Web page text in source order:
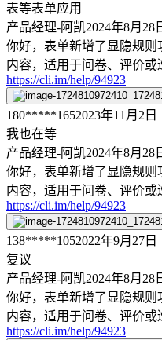
表等表单应用
产品经理-阿凯2024年8月28
你好，表单新增了显隐规则
内容，适用于问卷、评价或
https://cli.im/help/94923
180*****1652023年11月2日
我也在等
产品经理-阿凯2024年8月28
你好，表单新增了显隐规则
内容，适用于问卷、评价或
https://cli.im/help/94923
138*****1052022年9月27日
复议
产品经理-阿凯2024年8月28
你好，表单新增了显隐规则
内容，适用于问卷、评价或
https://cli.im/help/94923